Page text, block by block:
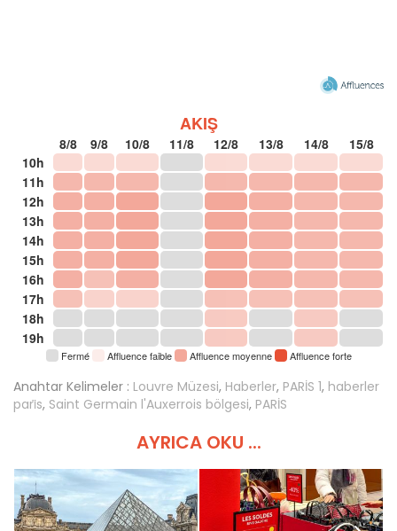
AKIŞ
8/8 9/8 10/8 11/8 12/8 13/8 14/8
15/8
10h
11h
12h
13h
14h
15h
16h
17h
18h
19h
Fermé Affluence faible Affluence moyenne Affluence forte
Anahtar Kelimeler : Louvre Müzesi, Haberler, PARİS 1, haberler
pari̇s, Saint Germain l'Auxerrois bölgesi, PARİS
AYRICA OKU ...